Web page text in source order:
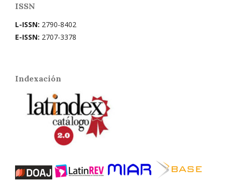
ISSN
L-ISSN: 2790-8402
E-ISSN: 2707-3378
Indexación